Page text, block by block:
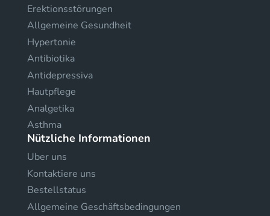
Erektionsstörungen
Allgemeine Gesundheit
Hypertonie
Antibiotika
Antidepressiva
Hautpflege
Analgetika
Asthma
Nützliche Informationen
Uber uns
Kontaktiere uns
Bestellstatus
Allgemeine Geschäftsbedingungen